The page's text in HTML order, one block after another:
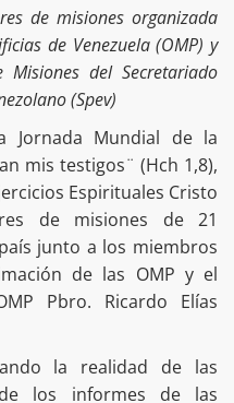
de misiones organizada
de Venezuela (OMP) y
del Secretariado
(Spev)
Jornada Mundial de la
mis testigos¨ (Hch 1,8),
Espirituales Cristo
de misiones de 21
junto a los miembros
de las OMP y el
Pbro. Ricardo Elías
la realidad de las
los informes de las